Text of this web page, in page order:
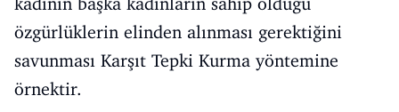
özgürlüklerin elinden alınması gerektiğini
savunması Karşıt Tepki Kurma yöntemine
örnektir.